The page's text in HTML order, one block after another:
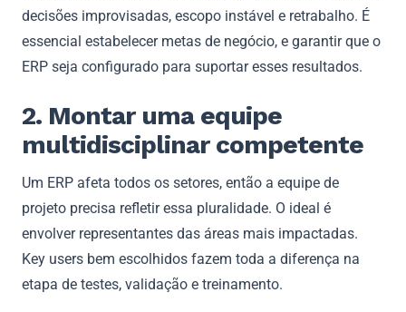
decisões improvisadas, escopo instável e retrabalho. É
essencial estabelecer metas de negócio, e garantir que o
ERP seja configurado para suportar esses resultados.
2. Montar uma equipe
multidisciplinar competente
Um ERP afeta todos os setores, então a equipe de
projeto precisa refletir essa pluralidade. O ideal é
envolver representantes das áreas mais impactadas.
Key users bem escolhidos fazem toda a diferença na
etapa de testes, validação e treinamento.